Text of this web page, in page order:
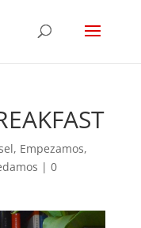
, Empezamos,
| 0